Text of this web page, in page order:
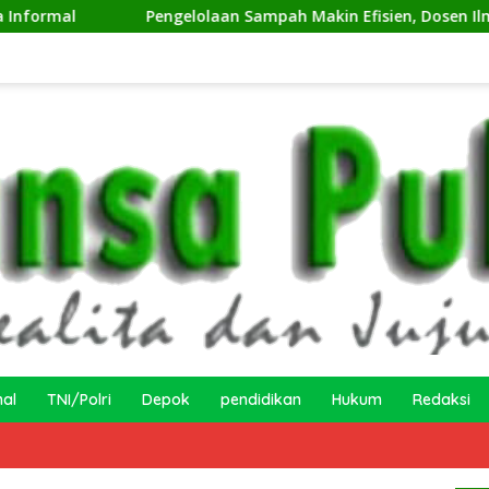
Pengelolaan Sampah Makin Efisien, Dosen Ilmu Komputer
TNI/Polri Depok pendidikan Hukum Redaksi